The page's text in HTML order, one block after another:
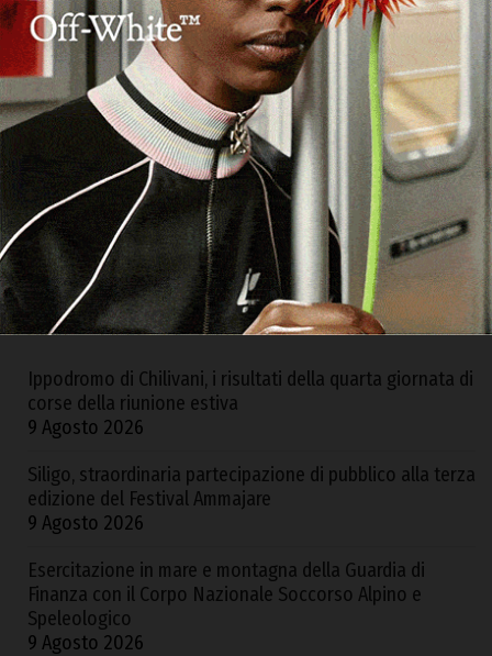
ARTICOLI RECENTI
Ippodromo di Chilivani, i risultati della quarta giornata di
corse della riunione estiva
9 Agosto 2026
Siligo, straordinaria partecipazione di pubblico alla terza
edizione del Festival Ammajare
9 Agosto 2026
Esercitazione in mare e montagna della Guardia di
Finanza con il Corpo Nazionale Soccorso Alpino e
Speleologico
9 Agosto 2026